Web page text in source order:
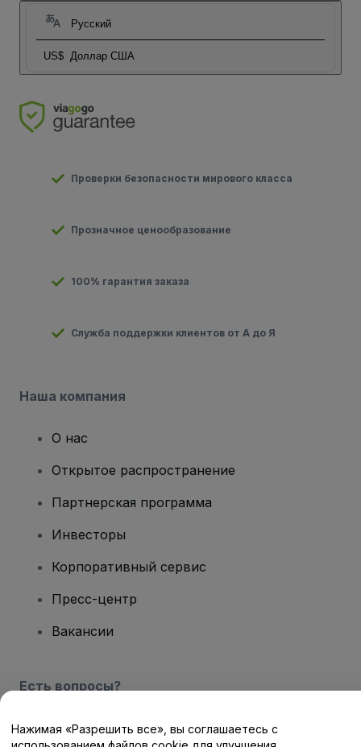
Русский
US$ Доллар США
Проверки безопасности мирового класса
Прозначное ценообразование
100% гарантия заказа
Служба поддержки клиентов от А до Я
Наша компания
О нас
Открытое распространение
Партнерская программа
Инвесторы
Корпоративный сервис
Пресс-центр
Вакансии
Есть вопросы?
Центр помощи / Свяжитесь с нами
Нажимая «Разрешить все», вы соглашаетесь с